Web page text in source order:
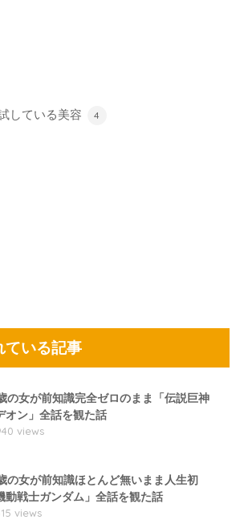
している美容 4
ている記事
の女が前知識完全ゼロのまま「伝説巨神
オン」全話を観た話
views
の女が前知識ほとんど無いまま人生初
動戦士ガンダム」全話を観た話
views